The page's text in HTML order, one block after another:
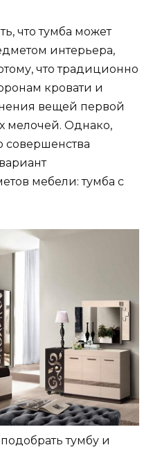
что тумба может
интерьера,
что традиционно
кровати и
вещей первой
мелочей. Однако,
совершенства
мебели: тумба с
тумбу и